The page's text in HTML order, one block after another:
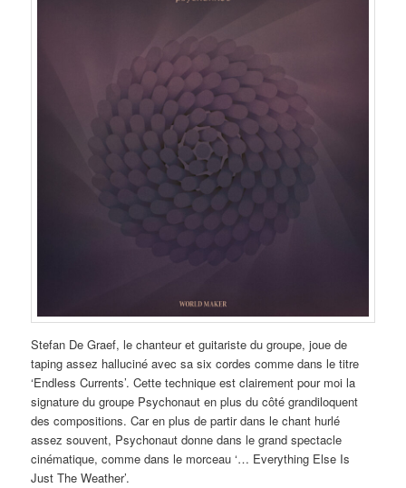
Stefan De Graef, le chanteur et guitariste du groupe, joue de
taping assez halluciné avec sa six cordes comme dans le titre
‘Endless Currents’. Cette technique est clairement pour moi la
signature du groupe Psychonaut en plus du côté grandiloquent
des compositions. Car en plus de partir dans le chant hurlé
assez souvent, Psychonaut donne dans le grand spectacle
cinématique, comme dans le morceau ‘… Everything Else Is
Just The Weather’.